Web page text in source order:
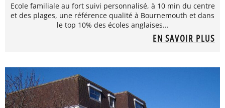
Ecole familiale au fort suivi personnalisé, à 10 min du centre
et des plages, une référence qualité à Bournemouth et dans
le top 10% des écoles anglaises...
EN SAVOIR PLUS